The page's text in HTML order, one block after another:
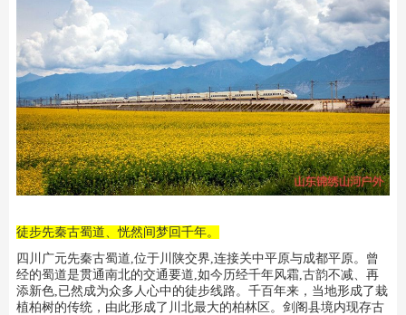
徒步先秦古蜀道、恍然间梦回千年。
四川广元先秦古蜀道,位于川陕交界,连接关中平原与成都平原。曾
经的蜀道是贯通南北的交通要道,如今历经千年风霜,古韵不减、再
添新色,已然成为众多人心中的徒步线路。千百年来，当地形成了栽
植柏树的传统，由此形成了川北最大的柏林区。剑阁县境内现存古